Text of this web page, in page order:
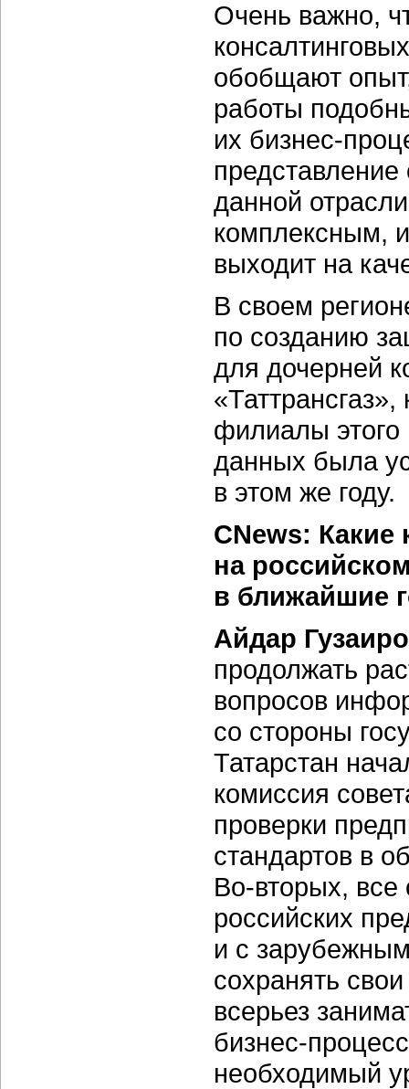
Очень важно,
обобщают
работы
их бизнес-
данной
комплексным,
выходит на
В своем
по созданию
для дочерней
филиалы этого
данных была
в этом же году.
CNews: Какие
на
в ближайшие
Айдар
продолжать
вопросов
со стороны
Татарстан
комиссия
проверки
стандартов в
Во-вторых, все
российских
и с
сохранять
всерьез
бизнес-
необходимый